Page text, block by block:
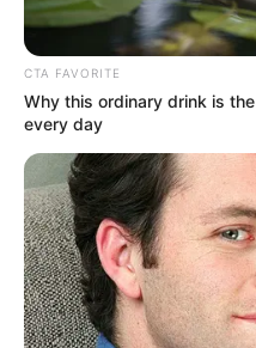
identidad del hombre.
El conductor del vehículo
cerrada por unos minutos.
En materia de vías, la
que todas las vías a
encuentran habilitadas.
CTA FAVORITE
Why this ordinary drink is
every day